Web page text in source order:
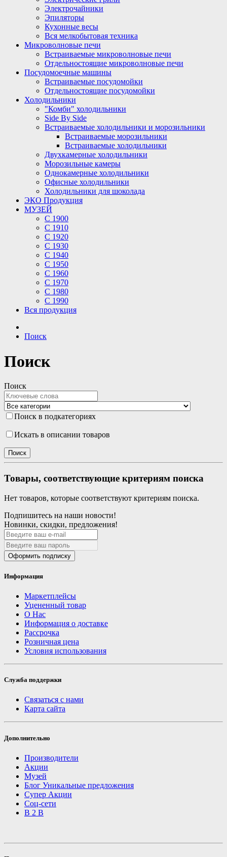
Электрочайники
Эпиляторы
Кухонные весы
Вся мелкобытовая техника
Микроволновые печи
Встраиваемые микроволновые печи
Отдельностоящие микроволновые печи
Посудомоечные машины
Встраиваемые посудомойки
Отдельностоящие посудомойки
Холодильники
"Комби" холодильники
Side By Side
Встраиваемые холодильники и морозильники
Встраиваемые морозильники
Встраиваемые холодильники
Двухкамерные холодильники
Морозильные камеры
Однокамерные холодильники
Офисные холодильники
Холодильники для шоколада
ЭКО Продукция
МУЗЕЙ
С 1900
С 1910
C 1920
С 1930
С 1940
С 1950
С 1960
С 1970
С 1980
С 1990
Вся продукция
Поиск
Поиск
Поиск
Поиск в подкатегориях
Искать в описании товаров
Товары, соответствующие критериям поиска
Нет товаров, которые соответствуют критериям поиска.
Подпишитесь на наши новости!
Новинки, скидки, предложения!
Оформить подписку
Информация
Маркетплейсы
Уцененный товар
О Нас
Информация о доставке
Рассрочка
Розничная цена
Условия использования
Служба поддержки
Связаться с нами
Карта сайта
Дополнительно
Производители
Акции
Музей
Блог Уникальные предложения
Супер Акции
Соц-сети
B 2 B